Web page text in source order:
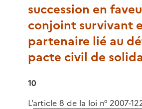
succession en
conjoint survivant
partenaire lié au
pacte civil de
10
L’article 8 de la loi n° 2007-